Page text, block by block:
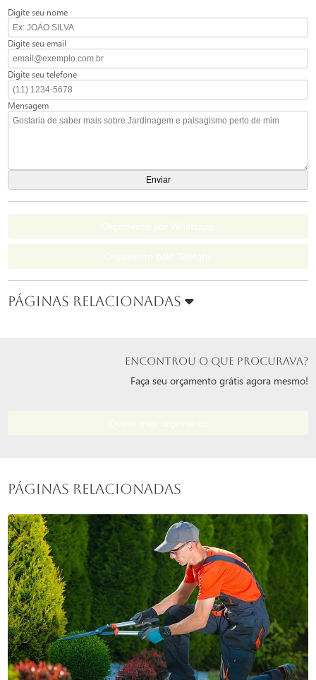
Digite seu nome
Digite seu email
Digite seu telefone
Mensagem
Páginas Relacionadas
ENCONTROU O QUE PROCURAVA?
Faça seu orçamento grátis agora mesmo!
Páginas Relacionadas